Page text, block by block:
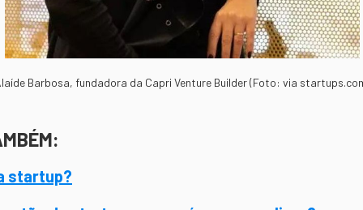
Barbosa, fundadora da Capri Venture Builder (Foto: via
startup?